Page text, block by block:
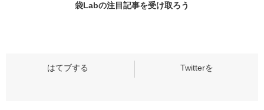
袋Labの注目記事を受け取ろう